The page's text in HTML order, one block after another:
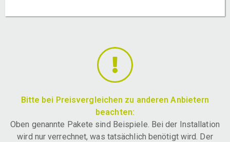
Bitte bei Preisvergleichen zu anderen Anbietern
beachten:
Oben genannte Pakete sind Beispiele. Bei der Installation
wird nur verrechnet, was tatsächlich benötigt wird. Der